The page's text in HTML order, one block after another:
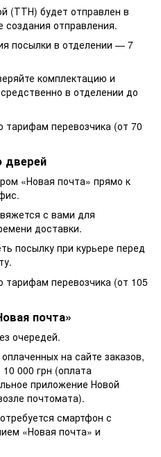
(ТТН) будет отправлен в
создания отправления.
посылки в отделении — 7
комплектацию и
в отделении до
перевозчика (от 70
дверей
«Новая почта» прямо к
с вами для
доставки.
посылку при курьере перед
перевозчика (от 105
почта»
очередей.
на сайте заказов,
000 грн (оплата
приложение Новой
почтомата).
смартфон с
«Новая почта» и